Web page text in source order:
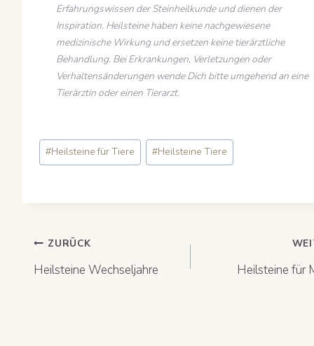
Erfahrungswissen der Steinheilkunde und dienen der
Inspiration. Heilsteine haben keine nachgewiesene
medizinische Wirkung und ersetzen keine tierärztliche
Behandlung. Bei Erkrankungen, Verletzungen oder
Verhaltensänderungen wende Dich bitte umgehend an eine
Tierärztin oder einen Tierarzt.
Schlagworte:
#Heilsteine für Tiere #Heilsteine Tiere
Beitragsnavigation
ZURÜCK
Heilsteine Wechseljahre Heilsteine für